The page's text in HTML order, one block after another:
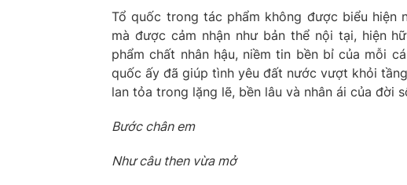
Tổ quốc trong tác phẩm không được biểu hiện
mà được cảm nhận như bản thể nội tại, hiện
phẩm chất nhân hậu, niềm tin bền bỉ của mỗi
quốc ấy đã giúp tình yêu đất nước vượt khỏi
lan tỏa trong lặng lẽ, bền lâu và nhân ái của đời
Bước chân em
Như câu then vừa mở